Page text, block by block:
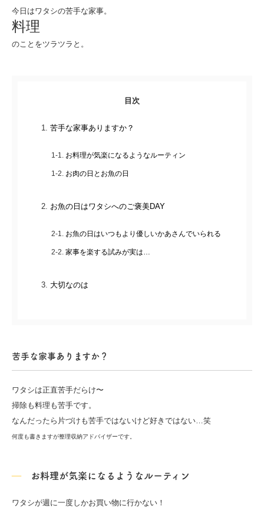
今日はワタシの苦手な家事。
料理
のことをツラツラと。
目次
苦手な家事ありますか？
お料理が気楽になるようなルーティン
お肉の日とお魚の日
お魚の日はワタシへのご褒美DAY
お魚の日はいつもより優しいかあさんでいられる
家事を楽する試みが実は…
大切なのは
苦手な家事ありますか？
ワタシは正直苦手だらけ〜
掃除も料理も苦手です。
なんだったら片づけも苦手ではないけど好きではない…笑
何度も書きますが整理収納アドバイザーです。
お料理が気楽になるようなルーティン
ワタシが週に一度しかお買い物に行かない！